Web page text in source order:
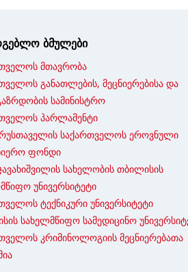
ბმულები
მთავრობა
განათლების, მეცნიერებისა და
სამინისტრო
პარლამენტი
საქართველოს ეროვნული
ფონდი
სახელობის თბილისის
უნივერსიტეტი
ტექნიკური უნივერსიტეტი
სახელმწიფო სამედიცინო
კრიმინოლოგიის მეცნიერებათა